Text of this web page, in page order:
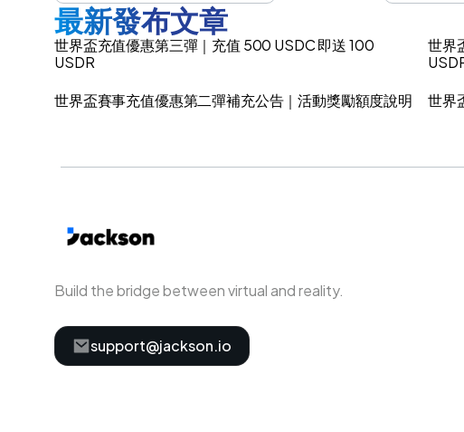
最新發布文章
世界盃充值優惠第三彈｜充值 500 USDC 即送 100
USDR
世界盃賽事充值優惠第二彈補充公告｜活動獎勵額度說明
世界
世界
Build the bridge between virtual and reality.
support@jackson.io